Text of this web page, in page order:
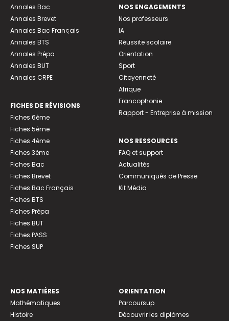
Annales Bac
Annales Brevet
Annales Bac Français
Annales BTS
Annales Prépa
Annales BUT
Annales CRPE
FICHES DE RÉVISIONS
Fiches 6ème
Fiches 5ème
Fiches 4ème
Fiches 3ème
Fiches Bac
Fiches Brevet
Fiches Bac Français
Fiches BTS
Fiches Prépa
Fiches BUT
Fiches PASS
Fiches SUP
NOS ENGAGEMENTS
Nos professeurs
IA
Réussite scolaire
Orientation
Sport
Citoyenneté
Afrique
Francophonie
Rapport - Entreprise à mission
NOS RESSOURCES
FAQ et support
Actualités
Communiqués de Presse
Kit Média
NOS MATIÈRES
Mathématiques
Histoire
ORIENTATION
Parcoursup
Découvrir les diplômes